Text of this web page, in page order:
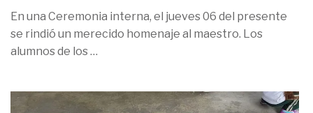
En una Ceremonia interna, el jueves 06 del presente
se rindió un merecido homenaje al maestro. Los
alumnos de los …